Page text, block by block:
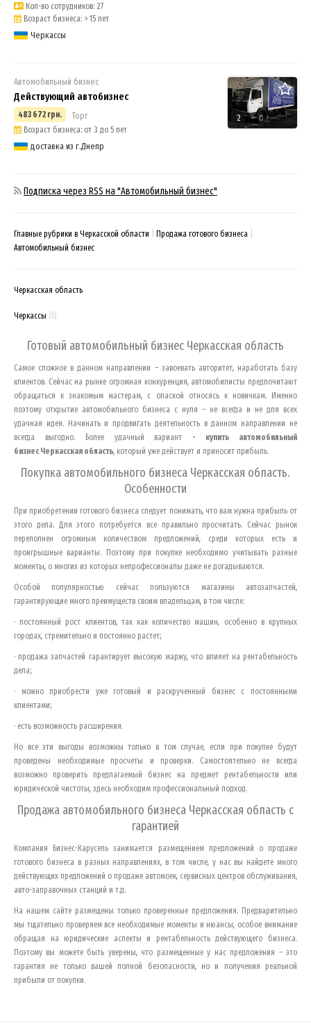
Кол-во сотрудников: 27
Возраст бизнеса: > 15 лет
Черкассы
2
Автомобильный бизнес
Действующий автобизнес
483 672 грн. Торг
Возраст бизнеса: от 3 до 5 лет
доставка из г.Днепр
Подписка через RSS на "Автомобильный бизнес"
Главные рубрики в Черкасской области
Продажа готового бизнеса
Автомобильный бизнес
Черкасская область
Черкассы (1)
Готовый автомобильный бизнес Черкасская область
Самое сложное в данном направлении – завоевать авторитет, наработать базу
клиентов. Сейчас на рынке огромная конкуренция, автомобилисты предпочитают
обращаться к знакомым мастерам, с опаской относясь к новичкам. Именно
поэтому открытие автомобильного бизнеса с нуля – не всегда и не для всех
удачная идея. Начинать и продвигать деятельность в данном направлении не
всегда выгодно. Более удачный вариант - купить автомобильный
бизнесЧеркасская область, который уже действует и приносит прибыль.
Покупка автомобильного бизнеса Черкасская область.
Особенности
При приобретении готового бизнеса следует понимать, что вам нужна прибыль от
этого дела. Для этого потребуется все правильно просчитать. Сейчас рынок
переполнен огромным количеством предложений, среди которых есть и
проигрышные варианты. Поэтому при покупке необходимо учитывать разные
моменты, о многих из которых непрофессионалы даже не догадываются.
Особой популярностью сейчас пользуются магазины автозапчастей,
гарантирующие много преимуществ своим владельцам, в том числе:
· постоянный рост клиентов, так как количество машин, особенно в крупных
городах, стремительно и постоянно растет;
· продажа запчастей гарантирует высокую маржу, что влияет на рентабельность
дела;
· можно приобрести уже готовый и раскрученный бизнес с постоянными
клиентами;
· есть возможность расширения.
Но все эти выгоды возможны только в том случае, если при покупке будут
проведены необходимые просчеты и проверки. Самостоятельно не всегда
возможно проверить предлагаемый бизнес на предмет рентабельности или
юридической чистоты, здесь необходим профессиональный подход.
Продажа автомобильного бизнеса Черкасская область с
гарантией
Компания Бизнес-Карусель занимается размещением предложений о продаже
готового бизнеса в разных направлениях, в том числе, у нас вы найдете много
действующих предложений о продаже автомоек, сервисных центров обслуживания,
авто-заправочных станций и т.д.
На нашем сайте размещены только проверенные предложения. Предварительно
мы тщательно проверяем все необходимые моменты и нюансы, особое внимание
обращая на юридические аспекты и рентабельность действующего бизнеса.
Поэтому вы можете быть уверены, что размещенные у нас предложения – это
гарантия не только вашей полной безопасности, но и получения реальной
прибыли от покупки.